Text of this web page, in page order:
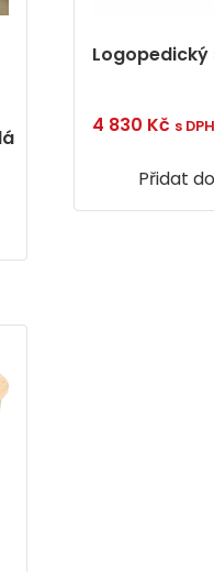
Logopedický
4 830 Kč s DPH
Přidat